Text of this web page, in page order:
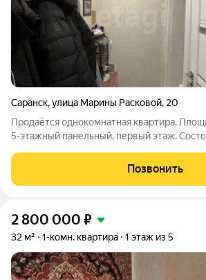
Саранск,улица Марины Расковой, 20
Продаётся однокомнатная квартира. Площадь: 30,4 кв. м. Дом:
5-этажный панельный, первый этаж. Состояние: с ремонтом.
в плитке.
Позвонить
2 800 000 ₽
32 м² 1-комн. квартира 1 этаж из 5